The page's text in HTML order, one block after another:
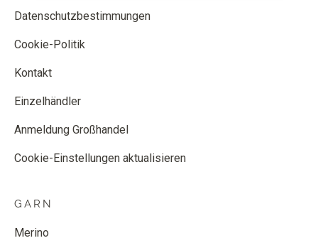
Datenschutzbestimmungen
Cookie-Politik
Kontakt
Einzelhändler
Anmeldung Großhandel
Cookie-Einstellungen aktualisieren
GARN
Merino